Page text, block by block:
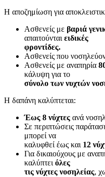
Η αποζημίωση για
Ασθενείς με βαριά
απαιτούνται ειδικές
φροντίδες.
Ασθενείς που
Ασθενείς με αναπηρία
κάλυψη για το
σύνολο των νυχτών
Η δαπάνη καλύπτεται:
Έως 8 νύχτες ανά
Σε περιπτώσεις
μπορεί να
καλυφθεί έως και 12
Για δικαιούχους με
καλύπτει όλες
τις νύχτες νοσηλείας,